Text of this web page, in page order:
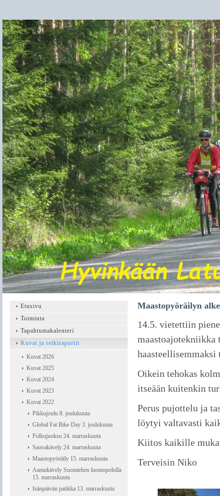
Maastopyöräilyn
14.5. vietettiin
maastoajotekniikka
Oikein tehokas
itseään kuitenkin
Perus pujottelu ja
löytyi valtavasti
Kiitos kaikille
Terveisin Niko
Etusivu
Toiminta
Tapahtumakalenteri
Kuvat ja retkiraportit
Kuvat 2026
Kuvat 2025
Kuvat 2024
Kuvat 2023
Kuvat 2022
Pikkujoulu 8. joulukuuta
Global Fat Bike Day 3. joulukuuta
Polkujuoksu 24. marraskuuta
Sauvakävely 24. marraskuuta
Maastopyöräily 15. marraskuuta
Aamukävely Suomiehen luontopolulla
15. marraskuuta
Isänpäivän patikka 13. marraskuuta